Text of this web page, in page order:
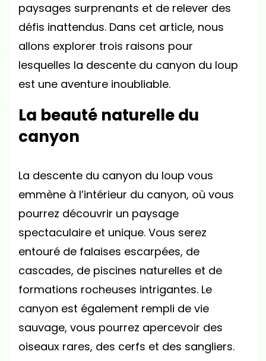
paysages surprenants et de relever des
défis inattendus. Dans cet article, nous
allons explorer trois raisons pour
lesquelles la descente du canyon du loup
est une aventure inoubliable.
La beauté naturelle du
canyon
La descente du canyon du loup vous
emmène à l’intérieur du canyon, où vous
pourrez découvrir un paysage
spectaculaire et unique. Vous serez
entouré de falaises escarpées, de
cascades, de piscines naturelles et de
formations rocheuses intrigantes. Le
canyon est également rempli de vie
sauvage, vous pourrez apercevoir des
oiseaux rares, des cerfs et des sangliers.